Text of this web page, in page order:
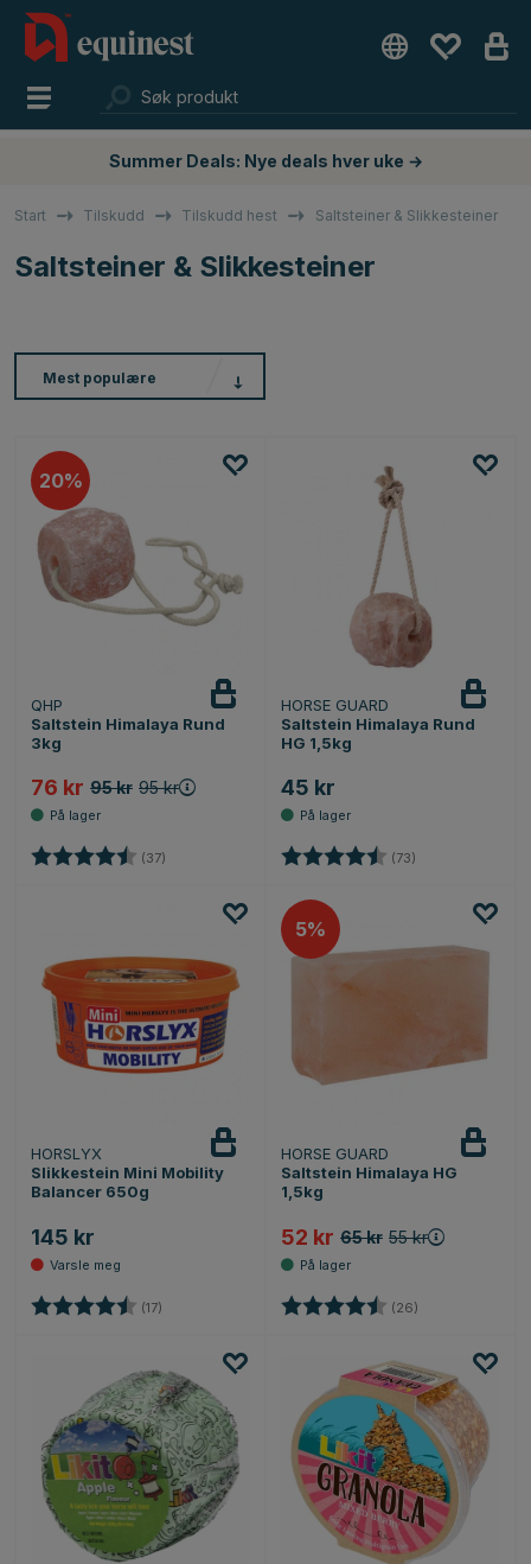
Summer Deals: Nye deals hver uke →
Start Tilskudd Tilskudd hest Saltsteiner & Slikkesteiner
Saltsteiner & Slikkesteiner
Mest populære
20%
QHP
Saltstein Himalaya Rund
3kg
76 kr 95 kr 95 kr
Karakter: (37)
HORSE GUARD
Saltstein Himalaya Rund
HG 1,5kg
45 kr
Karakter: (73)
HORSLYX
Slikkestein Mini Mobility
Balancer 650g
145 kr
Karakter: (17)
5%
HORSE GUARD
Saltstein Himalaya HG
1,5kg
52 kr 65 kr 55 kr
Karakter: (26)